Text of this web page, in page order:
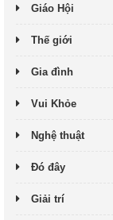
Giáo Hội
Thế giới
Gia đình
Vui Khỏe
Nghệ thuật
Đó đây
Giải trí